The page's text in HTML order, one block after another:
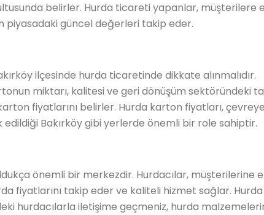
belirler. Hurda ticareti yapanlar, müşterilere
piyasadaki güncel değerleri takip eder.
ilçesinde hurda ticaretinde dikkate alınmalıdır.
miktarı, kalitesi ve geri dönüşüm sektöründeki
fiyatlarını belirler. Hurda karton fiyatları, çevreye
edildiği Bakırköy gibi yerlerde önemli bir role sahiptir.
önemli bir merkezdir. Hurdacılar, müşterilerine
fiyatlarını takip eder ve kaliteli hizmet sağlar. Hurda
hurdacılarla iletişime geçmeniz, hurda